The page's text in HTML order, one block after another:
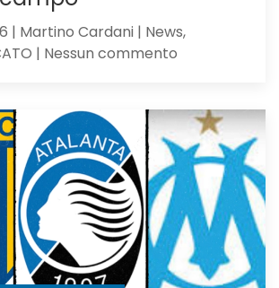
| Martino Cardani | News,
| Nessun commento
Asllani
dell’Inter
a
centrocampo